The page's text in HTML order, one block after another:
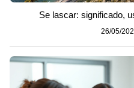
Se lascar: significado,
26/05/